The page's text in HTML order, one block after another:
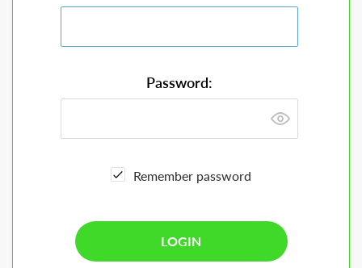
Password:
Remember password